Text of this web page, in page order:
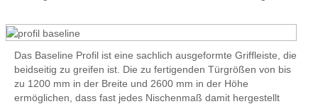
Das Baseline Profil ist eine sachlich ausgeformte Griffleiste, die
beidseitig zu greifen ist. Die zu fertigenden Türgrößen von bis
zu 1200 mm in der Breite und 2600 mm in der Höhe
ermöglichen, dass fast jedes Nischenmaß damit hergestellt